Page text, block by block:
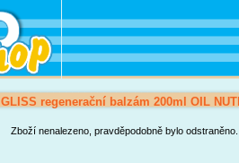
GLISS regenerační balzám 200ml OIL
Zboží nenalezeno, pravděpodobně bylo odstraněno.